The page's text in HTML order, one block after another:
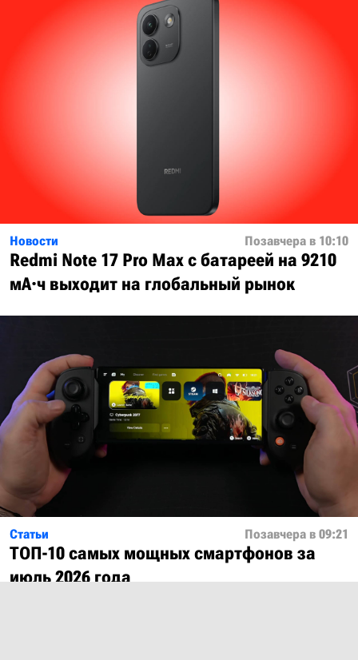
Новости Позавчера в 10:10
Redmi Note 17 Pro Max с батареей на 9210
мА·ч выходит на глобальный рынок
Статьи Позавчера в 09:21
ТОП-10 самых мощных смартфонов за
июль 2026 года